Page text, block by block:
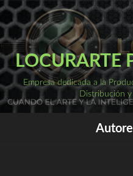
Saltar
al
contenido
LOCURARTE
Empresa dedicada a la
Distribución